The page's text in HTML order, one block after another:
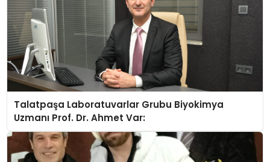
Talatpaşa Laboratuvarlar Grubu Biyokimya
Uzmanı Prof. Dr. Ahmet Var: